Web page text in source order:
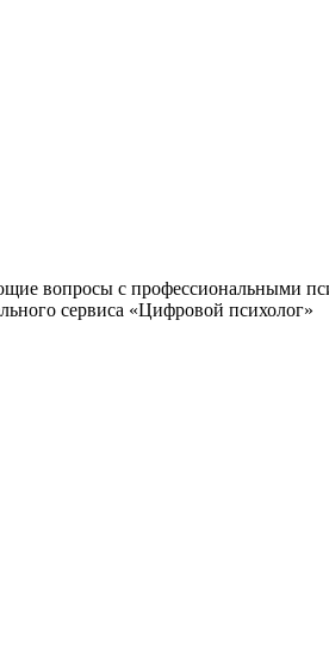
вопросы с профессиональными
сервиса «Цифровой психолог»